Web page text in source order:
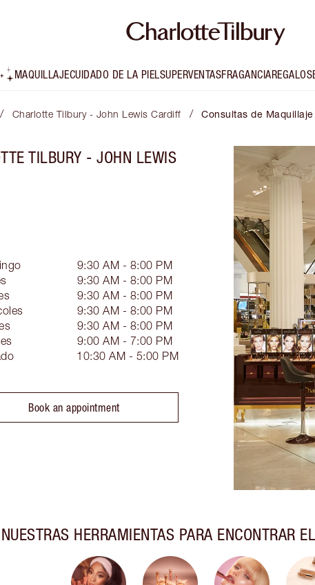
MAQUILLAJECUIDADO DE LA PIELSUPERVENTASFRAGANCIAREGALOS
/ Charlotte Tilbury - John Lewis Cardiff / Consultas de Maquillaje
TILBURY - JOHN LEWIS
9:30 AM - 8:00 PM
9:30 AM - 8:00 PM
9:30 AM - 8:00 PM
9:30 AM - 8:00 PM
9:30 AM - 8:00 PM
9:00 AM - 7:00 PM
10:30 AM - 5:00 PM
Book an appointment
HERRAMIENTAS PARA ENCONTRAR